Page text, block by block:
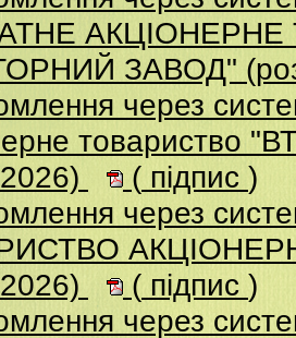
АКЦIОНЕРНЕ
ЗАВОД"
через
товариство
( підпис )
через
( підпис )
через